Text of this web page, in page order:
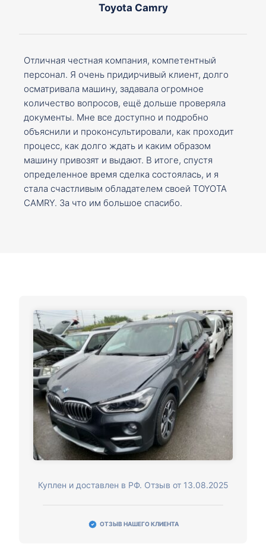
Toyota Camry
Отличная честная компания, компетентный
персонал. Я очень придирчивый клиент, долго
осматривала машину, задавала огромное
количество вопросов, ещё дольше проверяла
документы. Мне все доступно и подробно
объяснили и проконсультировали, как проходит
процесс, как долго ждать и каким образом
машину привозят и выдают. В итоге, спустя
определенное время сделка состоялась, и я
стала счастливым обладателем своей TOYOTA
CAMRY. За что им большое спасибо.
Куплен и доставлен в РФ. Отзыв от 13.08.2025
ОТЗЫВ НАШЕГО КЛИЕНТА